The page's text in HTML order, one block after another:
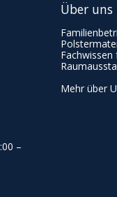
:00 –
Über uns
Mehr über